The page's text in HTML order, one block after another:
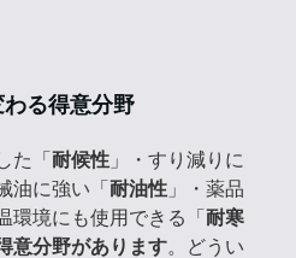
る得意分野
た「耐候性」・すり減りに
油に強い「耐油性」・薬品
環境にも使用できる「耐寒
意分野があります。どうい